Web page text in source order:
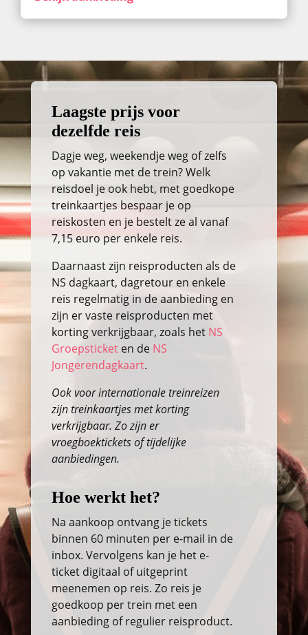
Laagste prijs voor
dezelfde reis
Dagje weg, weekendje weg of zelfs
op vakantie met de trein? Welk
reisdoel je ook hebt, met goedkope
treinkaartjes bespaar je op
reiskosten en je bestelt ze al vanaf
7,15 euro per enkele reis.
Daarnaast zijn reisproducten als de
NS dagkaart, dagretour en enkele
reis regelmatig in de aanbieding en
zijn er vaste reisproducten met
korting verkrijgbaar, zoals het NS
Groepsticketen de NS
Jongerendagkaart.
Ook voor internationale treinreizen
zijn treinkaartjes met korting
verkrijgbaar. Zo zijn er
vroegboektickets of tijdelijke
aanbiedingen.
Hoe werkt het?
Na aankoop ontvang je tickets
binnen 60 minuten per e-mail in de
inbox. Vervolgens kan je het e-
ticket digitaal of uitgeprint
meenemen op reis. Zo reis je
goedkoop per trein met een
aanbieding of regulier reisproduct.